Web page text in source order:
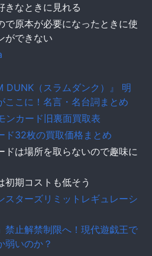
きなときに見れる
で原本が必要になったときに使
ができない
DUNK（スラムダンク）』 明
ここに！名言・名台詞まとめ
ンカード旧裏面買取表
ド32枚の買取価格まとめ
ドは場所を取らないので趣味に
初期コストも低そう
スターズリミットレギュレーシ
禁止解禁制限へ！現代遊戯王で
弱いのか？